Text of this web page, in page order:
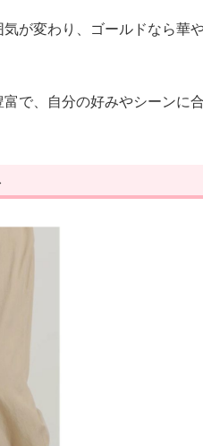
が変わり、ゴールドなら華
で、自分の好みやシーンに